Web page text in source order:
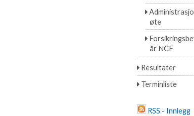
øte
år NCF
Resultater
Terminliste
RSS - Innlegg